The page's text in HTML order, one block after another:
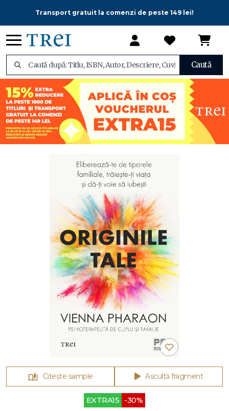
Transport gratuit la comenzi de peste 149 lei!
Caută
Citește sample Ascultă fragment
EXTRA15 -30%